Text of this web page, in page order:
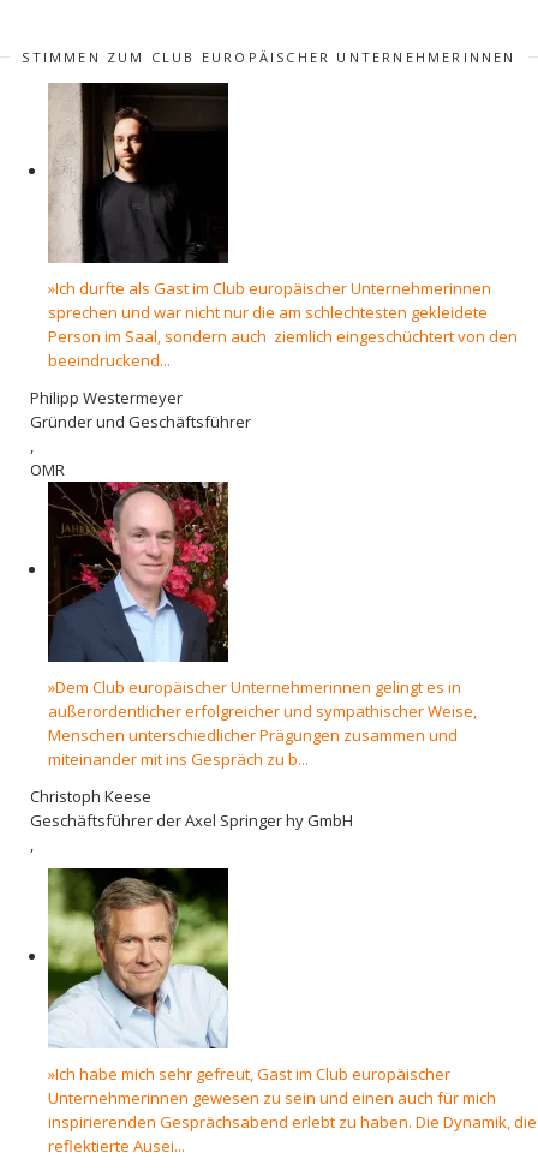
STIMMEN ZUM CLUB EUROPÄISCHER UNTERNEHMERINNEN
»Ich durfte als Gast im Club europäischer Unternehmerinnen
sprechen und war nicht nur die am schlechtesten gekleidete
Person im Saal, sondern auch ziemlich eingeschüchtert von den
beeindruckend...
Philipp Westermeyer
Gründer und Geschäftsführer
,
OMR
»Dem Club europäischer Unternehmerinnen gelingt es in
außerordentlicher erfolgreicher und sympathischer Weise,
Menschen unterschiedlicher Prägungen zusammen und
miteinander mit ins Gespräch zu b...
Christoph Keese
Geschäftsführer der Axel Springer hy GmbH
,
»Ich habe mich sehr gefreut, Gast im Club europäischer
Unternehmerinnen gewesen zu sein und einen auch für mich
inspirierenden Gesprächsabend erlebt zu haben. Die Dynamik, die
reflektierte Ausei...